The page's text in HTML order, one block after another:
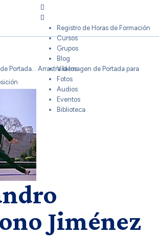
Registro de Horas de Formación
Cursos
Grupos
Blog
Videos
Fotos
Audios
Eventos
Biblioteca
Portada... Arrastra la Imagen de Portada para
Jiménez